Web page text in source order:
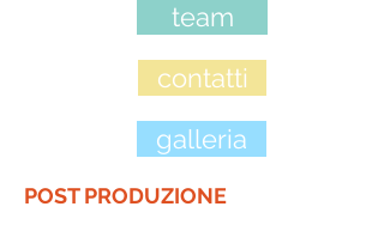
team
contatti
galleria
POST PRODUZIONE